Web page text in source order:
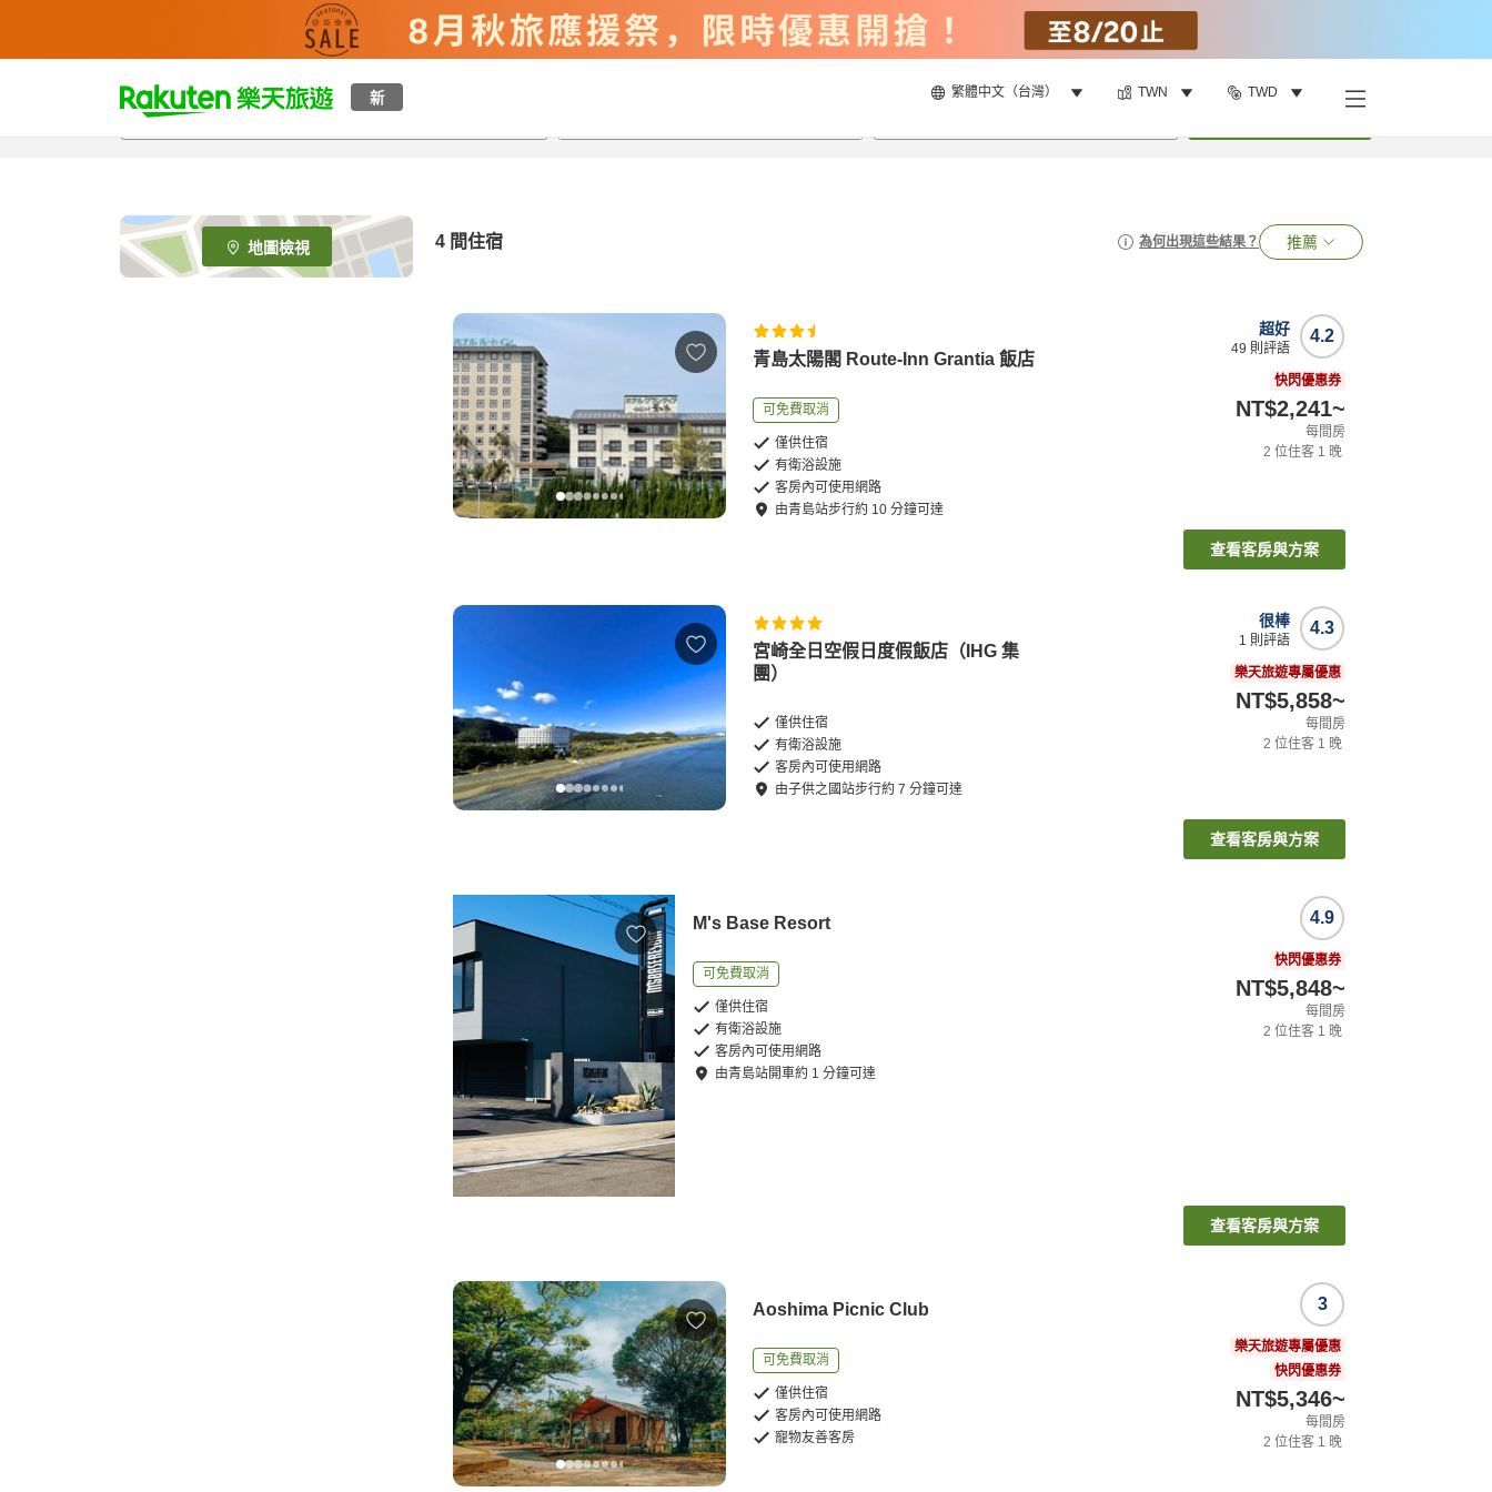
新 繁體中文（台灣） TWN TWD
t
p
e
_
s
地圖檢視 4 間住宿 為何出現這些結果？ 推薦
青島太陽閣 Route-Inn Grantia 飯店
可免費取消
僅供住宿
有衛浴設施
客房內可使用網路
由青島站步行約 10 分鐘可達
4.2
超好
49 則評語
快閃優惠券
NT$2,241~
每間房
2 位住客 1 晚
查看客房與方案
宮崎全日空假日度假飯店（IHG 集
團）
僅供住宿
有衛浴設施
客房內可使用網路
由子供之國站步行約7 分鐘可達
4.3
很棒
1 則評語
樂天旅遊專屬優惠
NT$5,858~
每間房
2 位住客 1 晚
查看客房與方案
M's Base Resort
可免費取消
僅供住宿
有衛浴設施
客房內可使用網路
由青島站開車約 1 分鐘可達
4.9
快閃優惠券
NT$5,848~
每間房
2 位住客 1 晚
查看客房與方案
Aoshima Picnic Club
可免費取消
僅供住宿
客房內可使用網路
寵物友善客房
3
樂天旅遊專屬優惠
快閃優惠券
NT$5,346~
每間房
2 位住客 1 晚